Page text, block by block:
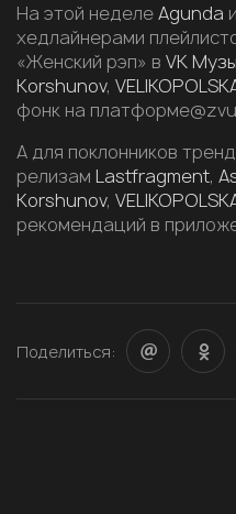
На этой неделеAgunda и
хедлайнерами
«Женский рэп» в VK
Korshunov,
фонк на
А для поклонников
релизам Lastfragment,
Korshunov,
рекомендаций в
Поделиться: